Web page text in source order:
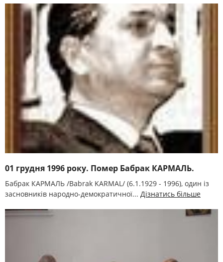
01 грудня 1996 року. Помер Бабрак КАРМАЛЬ.
Бабрак КАРМАЛЬ /Babrak KARMAL/ (6.1.1929 - 1996), один із
засновників народно-демократичної... Дізнатись більше